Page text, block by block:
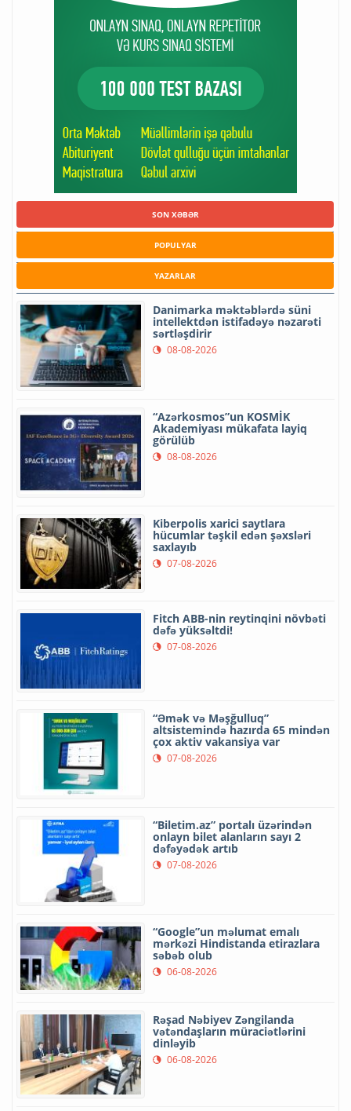
SON XƏBƏR
POPULYAR
YAZARLAR
Danimarka məktəblərdə süni
intellektdən istifadəyə nəzarəti
sərtləşdirir
08-08-2026
“Azərkosmos”un KOSMİK
Akademiyası mükafata layiq
görülüb
08-08-2026
Kiberpolis xarici saytlara
hücumlar təşkil edən şəxsləri
saxlayıb
07-08-2026
Fitch ABB-nin reytinqini növbəti
dəfə yüksəltdi!
07-08-2026
“Əmək və Məşğulluq”
altsistemində hazırda 65 mindən
çox aktiv vakansiya var
07-08-2026
“Biletim.az” portalı üzərindən
onlayn bilet alanların sayı 2
dəfəyədək artıb
07-08-2026
“Google”un məlumat emalı
mərkəzi Hindistanda etirazlara
səbəb olub
06-08-2026
Rəşad Nəbiyev Zəngilanda
vətəndaşların müraciətlərini
dinləyib
06-08-2026